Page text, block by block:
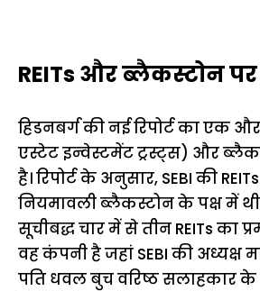
REITs और ब्लैकस्टोन
हिडनबर्ग की नई रिपोर्ट का एक
एस्टेट इन्वेस्टमेंट ट्रस्ट्स) और
है। रिपोर्ट के अनुसार, SEBI की
नियमावली ब्लैकस्टोन के पक्ष में
सूचीबद्ध चार में से तीन REITs का
वह कंपनी है जहां SEBI की अध्यक्ष
पति धवल बुच वरिष्ठ सलाहकार के